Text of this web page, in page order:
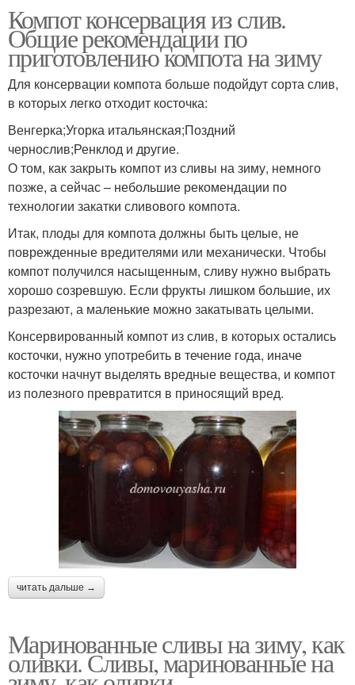
Компот консервация из слив.
Общие рекомендации по
приготовлению компота на зиму
Для консервации компота больше подойдут сорта слив,
в которых легко отходит косточка:
Венгерка;Угорка итальянская;Поздний
чернослив;Ренклод и другие.
О том, как закрыть компот из сливы на зиму, немного
позже, а сейчас – небольшие рекомендации по
технологии закатки сливового компота.
Итак, плоды для компота должны быть целые, не
поврежденные вредителями или механически. Чтобы
компот получился насыщенным, сливу нужно выбрать
хорошо созревшую. Если фрукты лишком большие, их
разрезают, а маленькие можно закатывать целыми.
Консервированный компот из слив, в которых остались
косточки, нужно употребить в течение года, иначе
косточки начнут выделять вредные вещества, и компот
из полезного превратится в приносящий вред.
читать дальше →
Маринованные сливы на зиму, как
оливки. Сливы, маринованные на